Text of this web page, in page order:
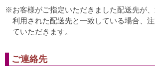
お客様がご指定いただきました配送先が
利用された配送先と一致している場合、
ていただきます。
ご連絡先